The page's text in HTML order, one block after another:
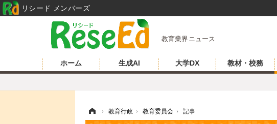
教育業界ニュース
ホーム 生成AI 大学DX 教材・校務
› 教育行政 › 教育委員会 › 記事
リシード メンバーズ